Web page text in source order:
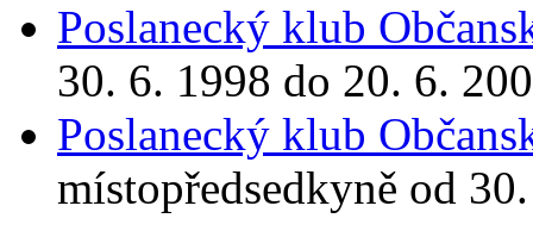
Poslanecký klub
30. 6. 1998 do 20. 6.
Poslanecký klub
místopředsedkyně od